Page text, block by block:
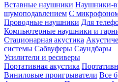
Вставные наушники Наушники-
шумоподавлением С
Проводные наушники Для
Компьютерные наушники и
Стационарная акустика
системы Сабвуферы Саундбары
Усилители и ресиверы
Портативная акустика
Виниловые проигрыватели Все